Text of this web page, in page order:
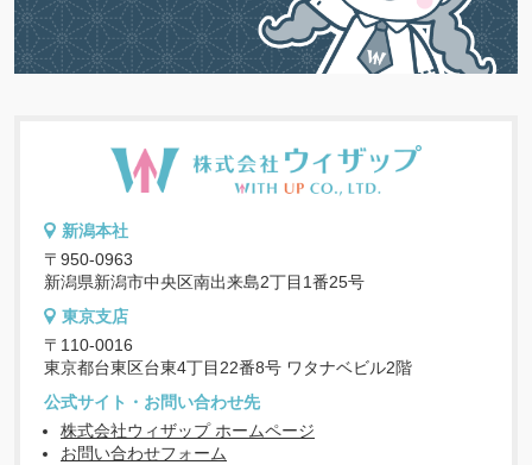
新潟本社
〒950-0963
新潟県新潟市中央区南出来島2丁目1番25号
東京支店
〒110-0016
東京都台東区台東4丁目22番8号 ワタナベビル2階
公式サイト・お問い合わせ先
株式会社ウィザップ ホームページ
お問い合わせフォーム